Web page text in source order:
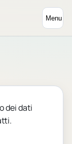
Menu
dei dati